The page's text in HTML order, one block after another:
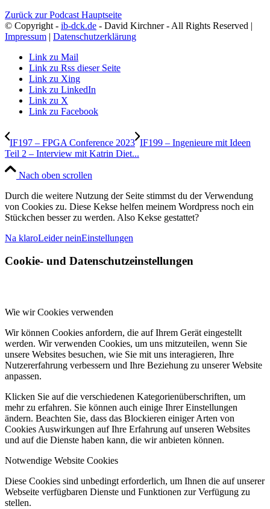
Zurück zur Podcast Hauptseite
© Copyright - ib-dck.de - David Kirchner - All Rights Reserved |
Impressum | Datenschutzerklärung
Link zu Mail
Link zu Rss dieser Seite
Link zu Xing
Link zu LinkedIn
Link zu X
Link zu Facebook
IF197 – FPGA Conference 2023 IF199 – Ingenieure mit Ideen
Teil 2 – Interview mit Katrin Diet...
Nach oben scrollen
Durch die weitere Nutzung der Seite stimmst du der Verwendung
von Cookies zu. Diese Kekse helfen meinem Wordpress noch ein
Stückchen besser zu werden. Also Kekse gestattet?
Na klaroLeider neinEinstellungen
Cookie- und Datenschutzeinstellungen
Wie wir Cookies verwenden
Wir können Cookies anfordern, die auf Ihrem Gerät eingestellt
werden. Wir verwenden Cookies, um uns mitzuteilen, wenn Sie
unsere Websites besuchen, wie Sie mit uns interagieren, Ihre
Nutzererfahrung verbessern und Ihre Beziehung zu unserer Website
anpassen.
Klicken Sie auf die verschiedenen Kategorienüberschriften, um
mehr zu erfahren. Sie können auch einige Ihrer Einstellungen
ändern. Beachten Sie, dass das Blockieren einiger Arten von
Cookies Auswirkungen auf Ihre Erfahrung auf unseren Websites
und auf die Dienste haben kann, die wir anbieten können.
Notwendige Website Cookies
Diese Cookies sind unbedingt erforderlich, um Ihnen die auf unserer
Webseite verfügbaren Dienste und Funktionen zur Verfügung zu
stellen.